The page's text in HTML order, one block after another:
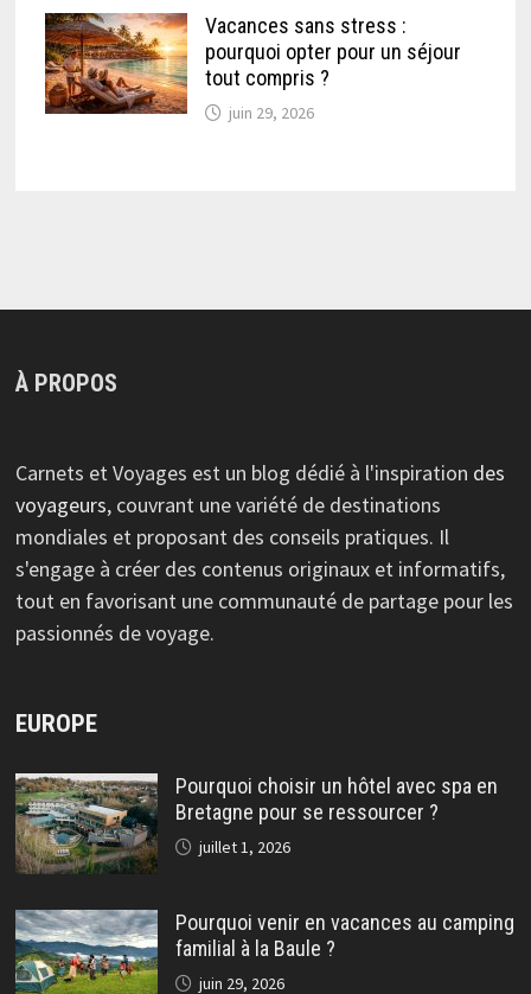
Vacances sans stress :
pourquoi opter pour un séjour
tout compris ?
juin 29, 2026
À PROPOS
Carnets et Voyages est un blog dédié à l'inspiration des
voyageurs, couvrant une variété de destinations
mondiales et proposant des conseils pratiques. Il
s'engage à créer des contenus originaux et informatifs,
tout en favorisant une communauté de partage pour les
passionnés de voyage.
EUROPE
Pourquoi choisir un hôtel avec spa en
Bretagne pour se ressourcer ?
juillet 1, 2026
Pourquoi venir en vacances au camping
familial à la Baule ?
juin 29, 2026